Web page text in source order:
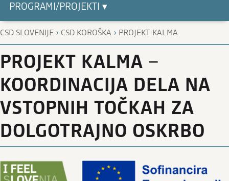
PROGRAMI/PROJEKTI ▾
CSD SLOVENIJE › CSD KOROŠKA › PROJEKT KALMA
PROJEKT KALMA −
KOORDINACIJA DELA NA
VSTOPNIH TOČKAH ZA
DOLGOTRAJNO OSKRBO